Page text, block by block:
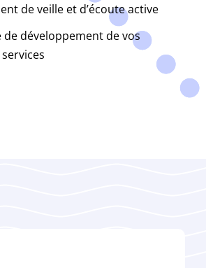
de veille et d’écoute active
de développement de vos